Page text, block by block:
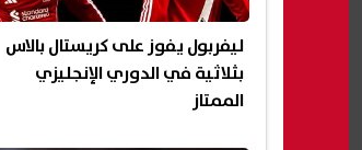
ليفربول يفوز على كريستال بالاس
بثلاثية في الدوري الإنجليزي
الممتاز